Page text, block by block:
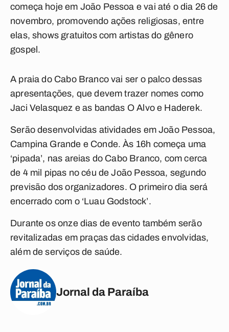
começa hoje em João Pessoa e vai até o dia 26 de
novembro, promovendo ações religiosas, entre
elas, shows gratuitos com artistas do gênero
gospel.
A praia do Cabo Branco vai ser o palco dessas
apresentações, que devem trazer nomes como
Jaci Velasquez e as bandas O Alvo e Haderek.
Serão desenvolvidas atividades em João Pessoa,
Campina Grande e Conde. Às 16h começa uma
‘pipada’, nas areias do Cabo Branco, com cerca
de 4 mil pipas no céu de João Pessoa, segundo
previsão dos organizadores. O primeiro dia será
encerrado com o ‘Luau Godstock’.
Durante os onze dias de evento também serão
revitalizadas em praças das cidades envolvidas,
além de serviços de saúde.
Jornal da Paraíba